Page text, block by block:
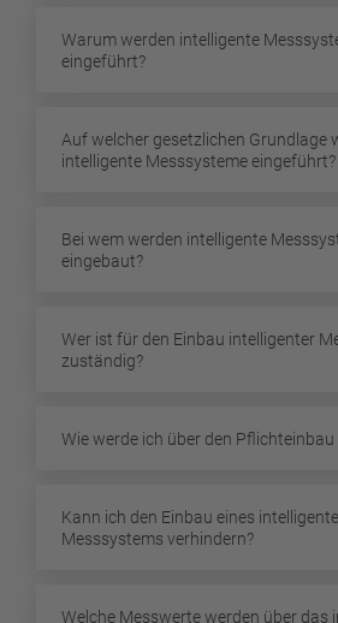
Warum werden intelligente
eingeführt?
Auf welcher gesetzlichen Grundlage
intelligente Messsysteme eingeführt?
Bei wem werden intelligente
eingebaut?
Wer ist für den Einbau intelligenter
zuständig?
Wie werde ich über den
Kann ich den Einbau eines
Messsystems verhindern?
Welche Messwerte werden über das